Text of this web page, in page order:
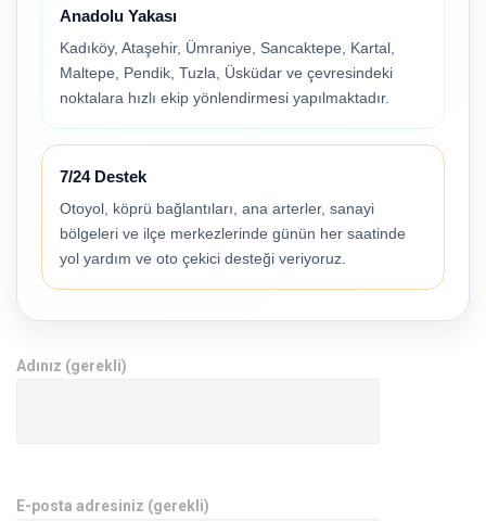
Anadolu Yakası
Kadıköy, Ataşehir, Ümraniye, Sancaktepe, Kartal,
Maltepe, Pendik, Tuzla, Üsküdar ve çevresindeki
noktalara hızlı ekip yönlendirmesi yapılmaktadır.
7/24 Destek
Otoyol, köprü bağlantıları, ana arterler, sanayi
bölgeleri ve ilçe merkezlerinde günün her saatinde
yol yardım ve oto çekici desteği veriyoruz.
Adınız (gerekli)
E-posta adresiniz (gerekli)